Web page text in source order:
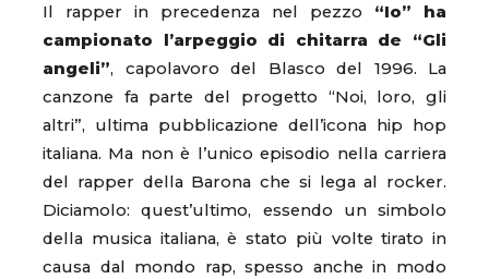
Il rapper in precedenza nel pezzo “Io” ha
campionato l’arpeggio di chitarra de “Gli
angeli”, capolavoro del Blasco del 1996. La
canzone fa parte del progetto “Noi, loro, gli
altri”, ultima pubblicazione dell’icona hip hop
italiana. Ma non è l’unico episodio nella carriera
del rapper della Barona che si lega al rocker.
Diciamolo: quest’ultimo, essendo un simbolo
della musica italiana, è stato più volte tirato in
causa dal mondo rap, spesso anche in modo